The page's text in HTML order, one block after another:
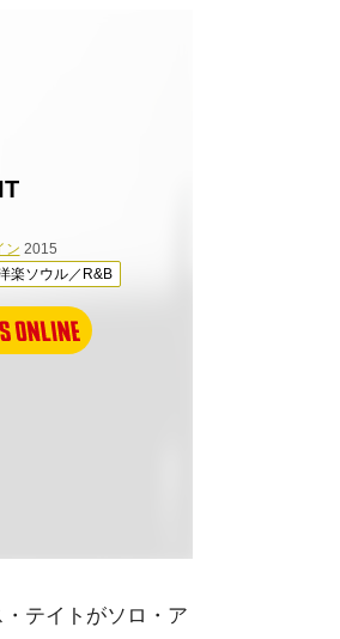
ン 2015
楽ソウル／R&B
テイト がソロ・ア